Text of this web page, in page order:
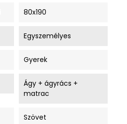
80x190
Egyszemélyes
Gyerek
Ágy + ágyrács +
matrac
Szövet